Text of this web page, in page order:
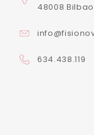
48008 Bilbao
634.438.119